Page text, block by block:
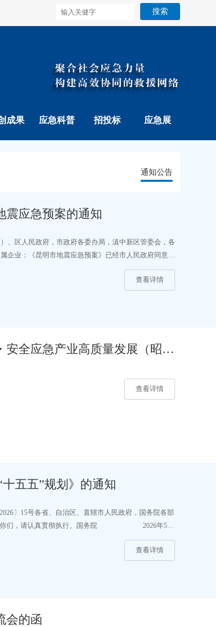
搜索
成果 应急科普 招投标 应急展
通知公告
震应急预案的通知
、区人民政府，市政府各委办局，滇中新区管委会，各
企业：《昆明市地震应急预案》已经市人民政府同意，
查看详情
安全应急产业高质量发展（昭
查看详情
务院关于印发《现代化应急体系建设 “十五五”规划》的通知
〕15号各省、自治区、直辖市人民政府，国务院各部
发给你们，请认真贯彻执行。国务院 2026年5月
查看详情
会的函